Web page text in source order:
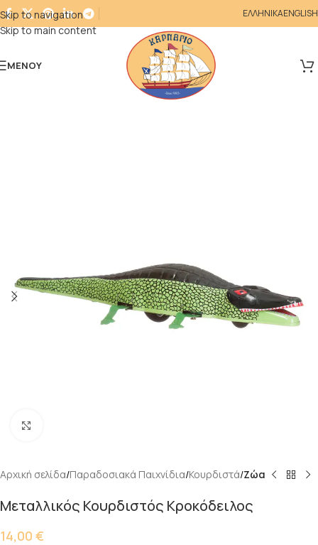
Skip to navigation
Skip to main content
ΕΛΛΗΝΙΚΑENGLISH
ΜΕΝΟΎ
Αρχική σελίδα Παραδοσιακά Παιχνίδια Κουρδιστά Ζώα
Μεταλλικός Κουρδιστός Κροκόδειλος
14,00 €